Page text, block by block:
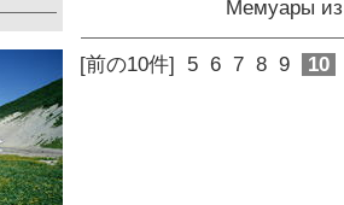
Мемуары
[前の10件] 5 6 7 8 9 10